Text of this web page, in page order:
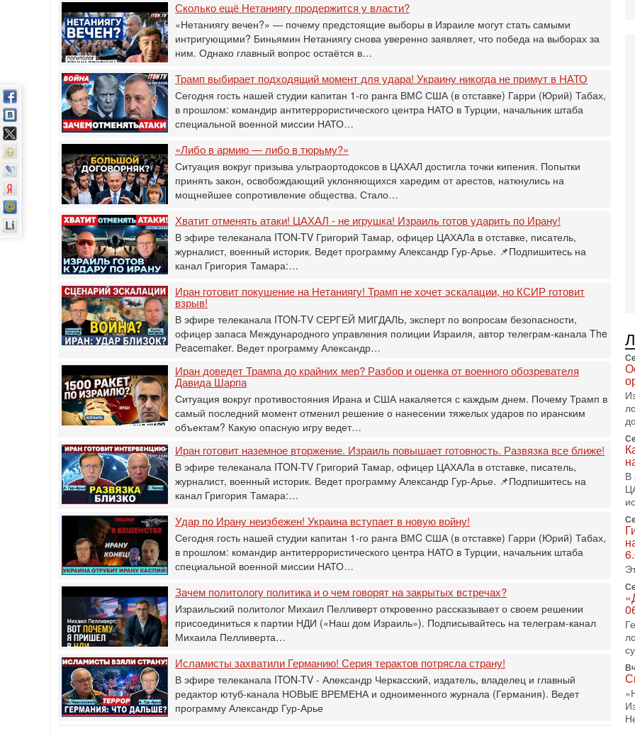
Сколько ещё Нетаниягу продержится у власти?
«Нетаниягу вечен?» — почему предстоящие выборы в Израиле могут стать самыми
интригующими? Биньямин Нетаниягу снова уверенно заявляет, что победа на выборах за
ним. Однако главный вопрос остаётся в…
Трамп выбирает подходящий момент для удара! Украину никогда не примут в НАТО
Сегодня гость нашей студии капитан 1-го ранга ВМC США (в отставке) Гарри (Юрий) Табах,
в прошлом: командир антитеррористического центра НАТО в Турции, начальник штаба
специальной военной миссии НАТО…
«Либо в армию — либо в тюрьму?»
Ситуация вокруг призыва ультраортодоксов в ЦАХАЛ достигла точки кипения. Попытки
принять закон, освобождающий уклоняющихся харедим от арестов, наткнулись на
мощнейшее сопротивление общества. Стало…
Хватит отменять атаки! ЦАХАЛ - не игрушка! Израиль готов ударить по Ирану!
В эфире телеканала ITON-TV Григорий Тамар, офицер ЦАХАЛа в отставке, писатель,
журналист, военный историк. Ведет программу Александр Гур-Арье. 📌Подпишитесь на
канал Григория Тамара:…
Иран готовит покушение на Нетаниягу! Трамп не хочет эскалации, но КСИР готовит
взрыв!
В эфире телеканала ITON-TV СЕРГЕЙ МИГДАЛЬ, эксперт по вопросам безопасности,
офицер запаса Международного управления полиции Израиля, автор телеграм-канала The
Peacemaker. Ведет программу Александр…
Иран доведет Трампа до крайних мер? Разбор и оценка от военного обозревателя
Давида Шарпа
Ситуация вокруг противостояния Ирана и США накаляется с каждым днем. Почему Трамп в
самый последний момент отменил решение о нанесении тяжелых ударов по иранским
объектам? Какую опасную игру ведет…
Иран готовит наземное вторжение. Израиль повышает готовность. Развязка все ближе!
В эфире телеканала ITON-TV Григорий Тамар, офицер ЦАХАЛа в отставке, писатель,
журналист, военный историк. Ведет программу Александр Гур-Арье. 📌Подпишитесь на
канал Григория Тамара:…
Удар по Ирану неизбежен! Украина вступает в новую войну!
Сегодня гость нашей студии капитан 1-го ранга ВМC США (в отставке) Гарри (Юрий) Табах,
в прошлом: командир антитеррористического центра НАТО в Турции, начальник штаба
специальной военной миссии НАТО…
Зачем политологу политика и о чем говорят на закрытых встречах?
Израильский политолог Михаил Пелливерт откровенно рассказывает о своем решении
присоединиться к партии НДИ («Наш дом Израиль»). Подписывайтесь на телеграм-канал
Михаила Пелливерта…
Исламисты захватили Германию! Серия терактов потрясла страну!
В эфире телеканала ITON-TV - Александр Черкасский, издатель, владелец и главный
редактор ютуб-канала НОВЫЕ ВРЕМЕНА и одноименного журнала (Германия). Ведет
программу Александр Гур-Арье
1-
В
В